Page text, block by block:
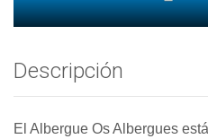
Descripción
El Albergue Os Albergues